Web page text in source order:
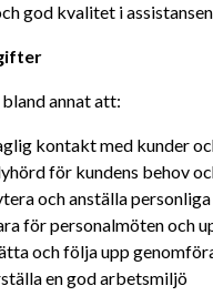
god kvalitet i
annat att:
kontakt med kunder
för kundens behov
och anställa
för personalmöten och
och följa upp
en god arbetsmiljö